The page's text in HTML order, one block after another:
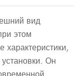
вид
этом
Он